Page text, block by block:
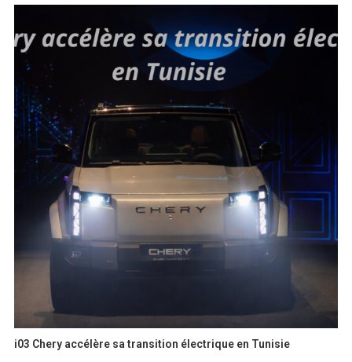
i03 Chery accélère sa transition électrique en Tunisie